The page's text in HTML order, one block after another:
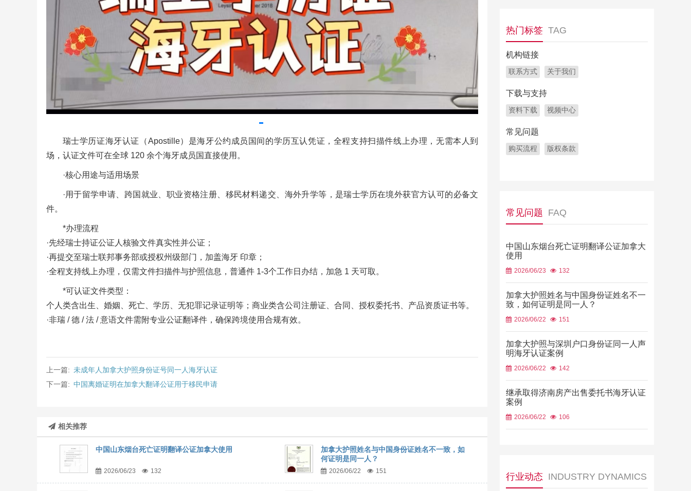
瑞士学历证海牙认证（Apostille）是海牙公约成员国间的学历互认凭证，全程支持扫描件线上办理，无需本人到
场，认证文件可在全球 120 余个海牙成员国直接使用。
·核心用途与适用场景
·用于留学申请、跨国就业、职业资格注册、移民材料递交、海外升学等，是瑞士学历在境外获官方认可的必备文
件。
*办理流程
·先经瑞士持证公证人核验文件真实性并公证；
·再提交至瑞士联邦事务部或授权州级部门，加盖海牙 印章；
·全程支持线上办理，仅需文件扫描件与护照信息，普通件 1-3个工作日办结，加急 1 天可取。
*可认证文件类型：
个人类含出生、婚姻、死亡、学历、无犯罪记录证明等；商业类含公司注册证、合同、授权委托书、产品资质证书等。
·非瑞 / 德 / 法 / 意语文件需附专业公证翻译件，确保跨境使用合规有效。
上一篇: 未成年人加拿大护照身份证号同一人海牙认证
下一篇: 中国离婚证明在加拿大翻译公证用于移民申请
相关推荐
中国山东烟台死亡证明翻译公证加拿大使用
2026/06/23 132
加拿大护照姓名与中国身份证姓名不一致，如
何证明是同一人？
2026/06/22 151
热门标签 TAG
机构链接
联系方式 关于我们
下载与支持
资料下载 视频中心
常见问题
购买流程 版权条款
常见问题 FAQ
中国山东烟台死亡证明翻译公证加拿大
使用
2026/06/23 132
加拿大护照姓名与中国身份证姓名不一
致，如何证明是同一人？
2026/06/22 151
加拿大护照与深圳户口身份证同一人声
明海牙认证案例
2026/06/22 142
继承取得济南房产出售委托书海牙认证
案例
2026/06/22 106
行业动态 INDUSTRY DYNAMICS